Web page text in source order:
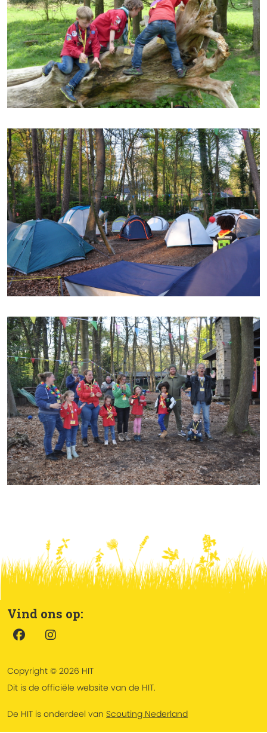
Vind ons op:
Copyright © 2026 HIT
Dit is de officiële website van de HIT.
De HIT is onderdeel van Scouting Nederland